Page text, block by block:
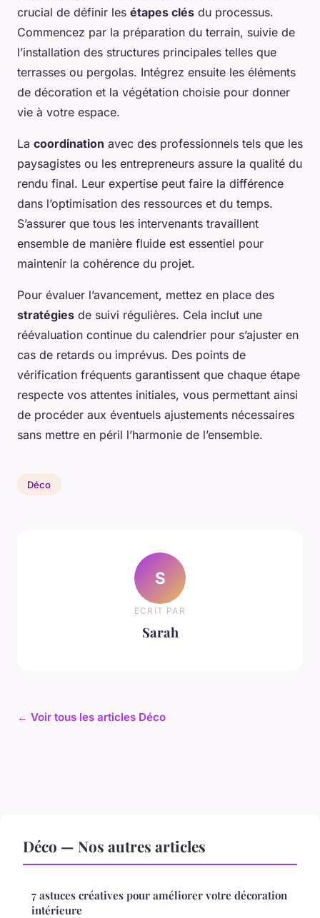
crucial de définir les étapes clés du processus.
Commencez par la préparation du terrain, suivie de
l’installation des structures principales telles que
terrasses ou pergolas. Intégrez ensuite les éléments
de décoration et la végétation choisie pour donner
vie à votre espace.
La coordination avec des professionnels tels que les
paysagistes ou les entrepreneurs assure la qualité du
rendu final. Leur expertise peut faire la différence
dans l’optimisation des ressources et du temps.
S’assurer que tous les intervenants travaillent
ensemble de manière fluide est essentiel pour
maintenir la cohérence du projet.
Pour évaluer l’avancement, mettez en place des
stratégies de suivi régulières. Cela inclut une
réévaluation continue du calendrier pour s’ajuster en
cas de retards ou imprévus. Des points de
vérification fréquents garantissent que chaque étape
respecte vos attentes initiales, vous permettant ainsi
de procéder aux éventuels ajustements nécessaires
sans mettre en péril l’harmonie de l’ensemble.
Déco
S
ECRIT PAR
Sarah
← Voir tous les articles Déco
Déco — Nos autres articles
7 astuces créatives pour améliorer votre décoration
intérieure